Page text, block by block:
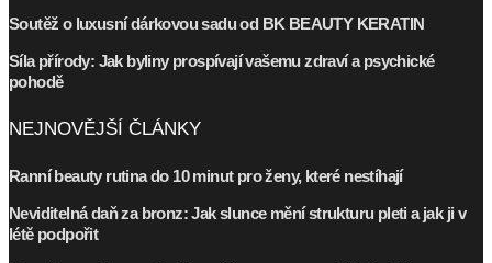
Soutěž o luxusní dárkovou sadu od BK BEAUTY KERATIN
Síla přírody: Jak byliny prospívají vašemu zdraví a psychické
pohodě
NEJNOVĚJŠÍ ČLÁNKY
Ranní beauty rutina do 10 minut pro ženy, které nestíhají
Neviditelná daň za bronz: Jak slunce mění strukturu pleti a jak ji v
létě podpořit